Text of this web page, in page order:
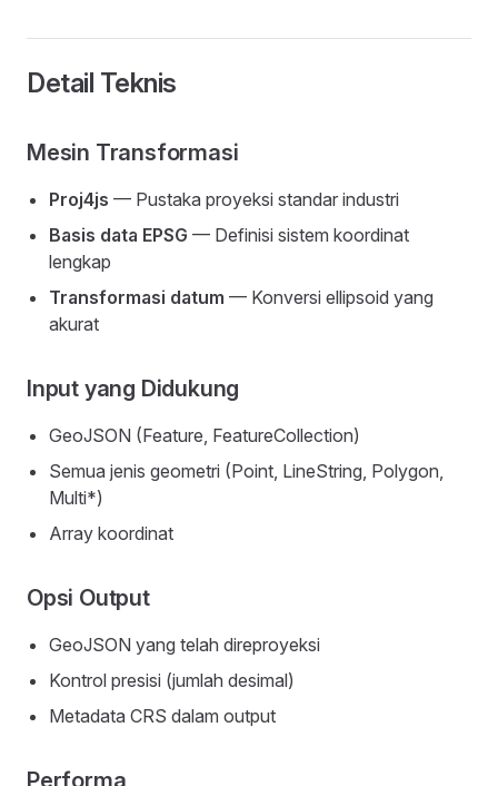
Detail Teknis
Mesin Transformasi
Proj4js — Pustaka proyeksi standar industri
Basis data EPSG — Definisi sistem koordinat
lengkap
Transformasi datum — Konversi ellipsoid yang
akurat
Input yang Didukung
GeoJSON (Feature, FeatureCollection)
Semua jenis geometri (Point, LineString, Polygon,
Multi*)
Array koordinat
Opsi Output
GeoJSON yang telah direproyeksi
Kontrol presisi (jumlah desimal)
Metadata CRS dalam output
Performa